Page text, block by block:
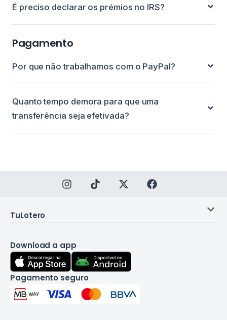
É preciso declarar os prémios no IRS?
Pagamento
Por que não trabalhamos com o PayPal?
Quanto tempo demora para que uma
transferência seja efetivada?
TuLotero
Download a app
Pagamento seguro